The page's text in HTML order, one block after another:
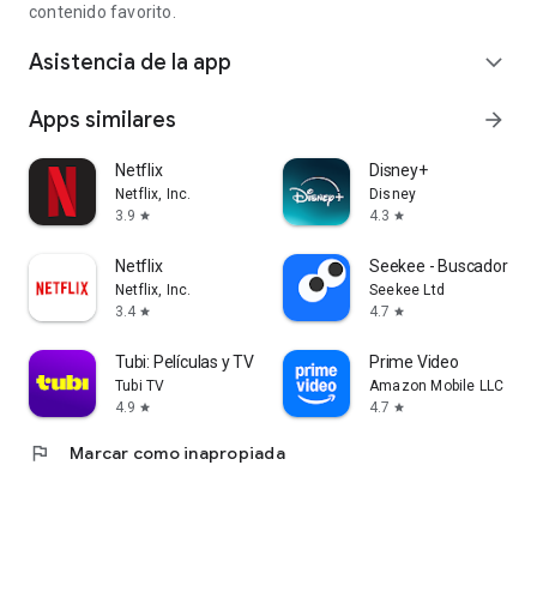
contenido favorito.
Asistencia de la app expand_more
Apps similares arrow_forward
Netflix
Netflix, Inc.
3.9 star
Disney+
Disney
4.3 star
Netflix
Netflix, Inc.
3.4 star
Seekee - Buscador de
Seekee Ltd
4.7 star
Tubi: Películas y TV Gratis
Tubi TV
4.9 star
Prime Video
Amazon Mobile LLC
4.7 star
flag Marcar como inapropiada